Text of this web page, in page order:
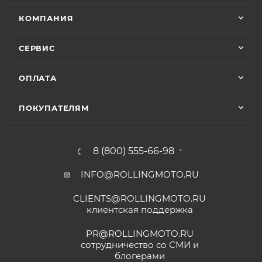
КОМПАНИЯ
СЕРВИС
ОПЛАТА
ПОКУПАТЕЛЯМ
8 (800) 555-66-98
INFO@ROLLINGMOTO.RU
CLIENTS@ROLLINGMOTO.RU
клиентская поддержка
PR@ROLLINGMOTO.RU
сотрудничество со СМИ и
блогерами